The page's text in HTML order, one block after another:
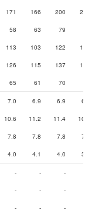
171 166 200 221
58 63 79
113 103 122 125
126 115 137 145
65 61 70
7.0 6.9 6.9 6.2
10.6 11.2 11.4 10.8
7.8 7.8 7.8 7.1
4.0 4.1 4.0 3.7
- - -
- - -
- - -